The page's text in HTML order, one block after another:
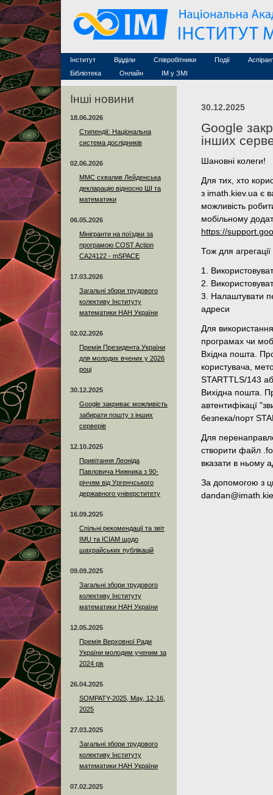
Інститут
Конкурси на посади
Науково-організаційна робота
Відділи Співробітники
Асоційовані дослідники
Технічний персонал
Події
Конференції
Курси з
Бібліотека
MathSciNet
Публікації
Онлайн
ІМ у ЗМІ
Інші новини
18.06.2026
Стипендії: Національна
система дослідників
02.06.2026
ММС схвалив Лейденська
декларацію відносно ШІ та
математики
06.05.2026
Мінігранти на поїздки за
програмою COST Action
CA24122 - mSPACE
17.03.2026
Загальні збори трудового
колективу Інституту
математики НАН України
02.02.2026
Премія Президента України
для молодих вчених у 2026
році
30.12.2025
Google закриває можливість
забирати пошту з інших
серверів
12.10.2025
Привітання Леоніда
Павловича Нижника з 90-
річчям від Ургенчського
державного універститету
16.09.2025
Спільні рекомендації та звіт
IMU та ICIAM щодо
шахрайських публікацій
09.09.2025
Загальні збори трудового
колективу Інституту
математики НАН України
12.05.2025
Премія Верховної Ради
України молодим ученим за
2024 рік
26.04.2025
SOMPATY-2025, May, 12-16,
2025
27.03.2025
Загальні збори трудового
колективу Інституту
математики НАН України
07.02.2025
30.12.2025
Google
інших
Шановні колеги!
Для тих, хто
з imath.kiev.ua є
можливість
мобільному
https://
Тож для
1.
2.
3. Налаштувати
адреси
Для використання
програмах чи
Вхідна пошта.
користувача,
STARTTLS/143
Вихідна пошта.
автентифікацї
безпека/порт
Для
створити файл
вказати в ньому
За допомогою з